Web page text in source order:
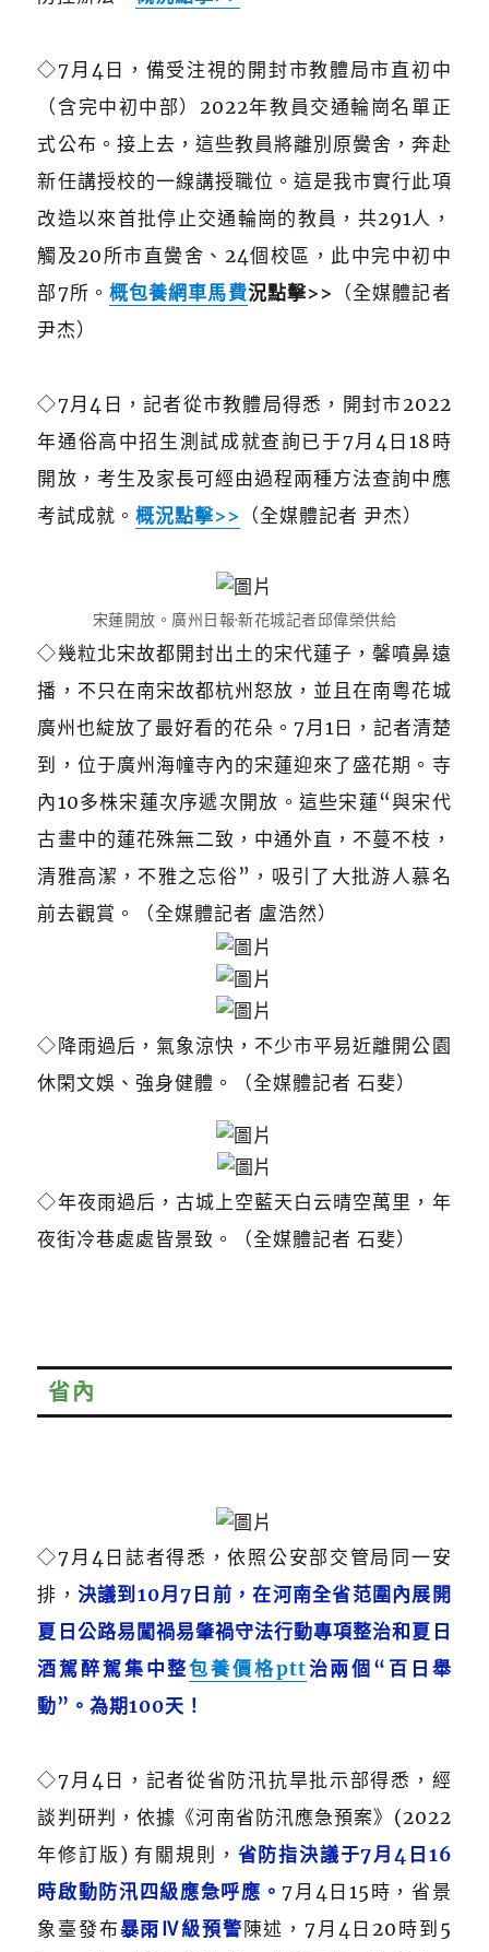
◇7月4日，備受注視的開封市教體局市直初中
（含完中初中部）2022年教員交通輪崗名單正
式公布。接上去，這些教員將離別原黌舍，奔赴
新任講授校的一線講授職位。這是我市實行此項
改造以來首批停止交通輪崗的教員，共291人，
觸及20所市直黌舍、24個校區，此中完中初中
部7所。 概包養網車馬費況點擊>> （全媒體記者
尹杰）
◇7月4日，記者從市教體局得悉，開封市2022
年通俗高中招生測試成就查詢已于7月4日18時
開放，考生及家長可經由過程兩種方法查詢中應
考試成就。概況點擊>> （全媒體記者 尹杰）
宋蓮開放。廣州日報·新花城記者邱偉榮供給
◇幾粒北宋故都開封出土的宋代蓮子，馨噴鼻遠
播，不只在南宋故都杭州怒放，並且在南粵花城
廣州也綻放了最好看的花朵。7月1日，記者清楚
到，位于廣州海幢寺內的宋蓮迎來了盛花期。寺
內10多株宋蓮次序遞次開放。這些宋蓮“與宋代
古畫中的蓮花殊無二致，中通外直，不蔓不枝，
清雅高潔，不雅之忘俗”，吸引了大批游人慕名
前去觀賞。（全媒體記者 盧浩然）
◇降雨過后，氣象涼快，不少市平易近離開公園
休閑文娛、強身健體。（全媒體記者 石斐）
◇年夜雨過后，古城上空藍天白云晴空萬里，年
夜街冷巷處處皆景致。（全媒體記者 石斐）
省內
◇7月4日誌者得悉，依照公安部交管局同一安
排， 決議到10月7日前，在河南全省范圍內展開
夏日公路易闖禍易肇禍守法行動專項整治和夏日
酒駕醉駕集中整包養價格ptt治兩個“百日舉
動”。為期100天！
◇7月4日，記者從省防汛抗旱批示部得悉，經
談判研判，依據《河南省防汛應急預案》(2022
年修訂版) 有關規則， 省防指決議于7月4日16
時啟動防汛四級應急呼應。7月4日15時，省景
象臺發布暴雨Ⅳ級預警陳述，7月4日20時到5